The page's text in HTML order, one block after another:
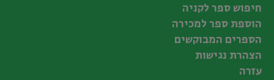
חיפוש ספר לקניה
הוספת ספר למכירה
הספרים המבוקשים
הצהרת נגישות
עזרה